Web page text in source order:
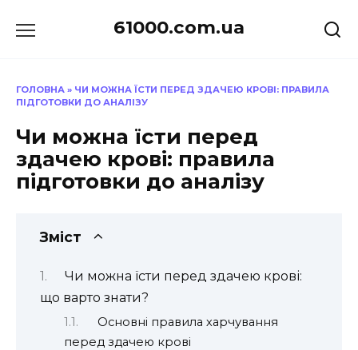
до
61000.com.ua
ГОЛОВНА » ЧИ МОЖНА ЇСТИ ПЕРЕД ЗДАЧЕЮ КРОВІ: ПРАВИЛА
ПІДГОТОВКИ ДО АНАЛІЗУ
Чи можна їсти перед
здачею крові: правила
підготовки до аналізу
Зміст
Чи можна їсти перед здачею крові:
що варто знати?
Основні правила харчування
перед здачею крові